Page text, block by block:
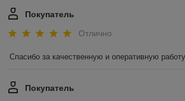
Покупатель
Отлично
Спасибо за качественную и оперативную работу.
Покупатель